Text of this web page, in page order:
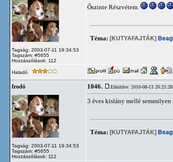
Tagság: 2003-07-11 19:34:53
Tagszám: #5655
Hozzászólások: 112
Őszinte Részvétem.
Téma: [KUTYAFAJTÁK]
Haladó
frodó
Tagság: 2003-07-11 19:34:53
Tagszám: #5655
Hozzászólások: 112
1046. Elküldve: 2010-08-13 20:25:28
3 éves kislány mellé
Téma: [KUTYAFAJTÁK]